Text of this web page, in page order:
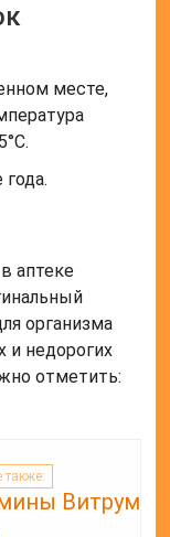
месте,
аптеке
организма
и недорогих
отметить:
также:
Витрум